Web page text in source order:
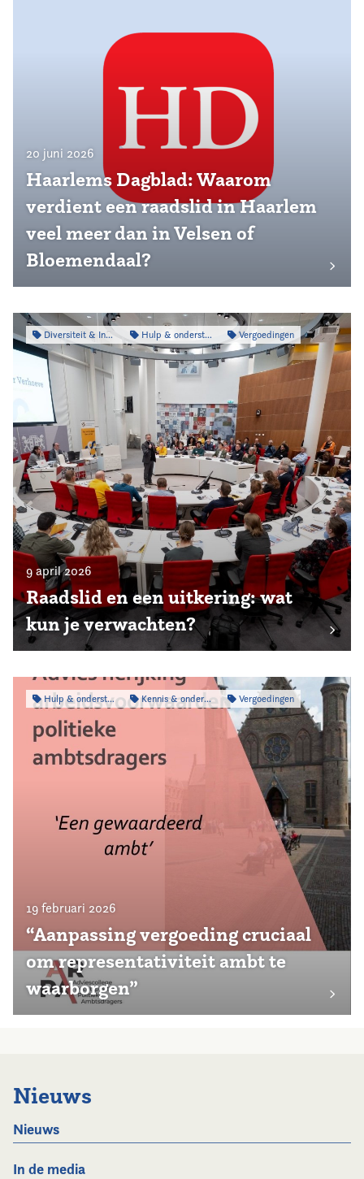
20 juni 2026
Haarlems Dagblad: Waarom
verdient een raadslid in Haarlem
veel meer dan in Velsen of
Bloemendaal?
Diversiteit & Inclusiviteit Hulp & ondersteuning Vergoedingen
9 april 2026
Raadslid en een uitkering: wat
kun je verwachten?
Hulp & ondersteuning Kennis & onderzoek Vergoedingen
19 februari 2026
“Aanpassing vergoeding cruciaal
om representativiteit ambt te
waarborgen”
Nieuws
Nieuws
In de media